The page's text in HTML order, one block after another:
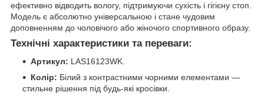
ефективно відводить вологу, підтримуючи сухість і гігієну стоп.
Модель є абсолютно універсальною і стане чудовим
доповненням до чоловічого або жіночого спортивного образу.
Технічні характеристики та переваги:
Артикул: LAS16123WK.
Колір: Білий з контрастними чорними елементами —
стильне рішення під будь-які кросівки.